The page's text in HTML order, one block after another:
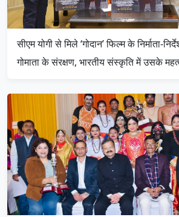
सीएम योगी से मिले ‘गोदान’ फिल्म के निर्माता-
गोमाता के संरक्षण, भारतीय संस्कृति में उसके